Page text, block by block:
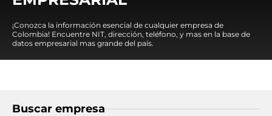
¡Conozca la información esencial de cualquier empresa de
Colombia! Encuentre NIT, dirección, teléfono, y mas en la base de
datos empresarial mas grande del país.
Buscar empresa